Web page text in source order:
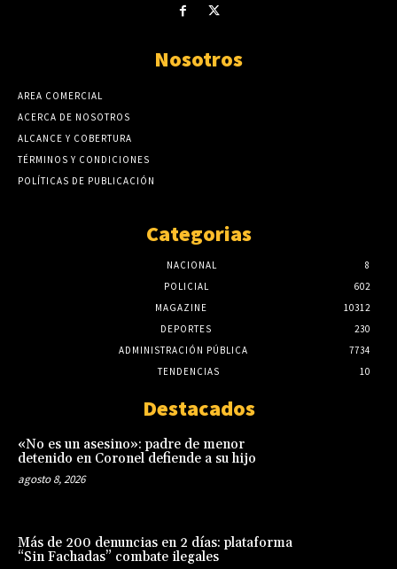
Nosotros
AREA COMERCIAL
ACERCA DE NOSOTROS
ALCANCE Y COBERTURA
TÉRMINOS Y CONDICIONES
POLÍTICAS DE PUBLICACIÓN
Categorias
NACIONAL
8
POLICIAL
602
MAGAZINE
10312
DEPORTES
230
ADMINISTRACIÓN PÚBLICA
7734
TENDENCIAS
10
Destacados
«No es un asesino»: padre de menor
detenido en Coronel defiende a su hijo
agosto 8, 2026
Más de 200 denuncias en 2 días: plataforma
“Sin Fachadas” combate ilegales